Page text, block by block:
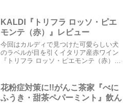
ラインショップは★こちら★◆ワイン
名：『ローゼンブラ...
KALDI『トリフラ ロッソ・ピエ
モンテ（赤）』レビュー
今回はカルディで見つけた可愛らしい犬
のラベルが目を引くイタリア産赤ワイン
『トリフラ ロッソ・ピエモンテ（赤）』
地(地方・地域など)：イタリア／ピエモン
テ州◆ぶどうの品...
花粉症対策に!!がんこ茶家『べに
ふうき・甜茶ペパーミント』飲ん